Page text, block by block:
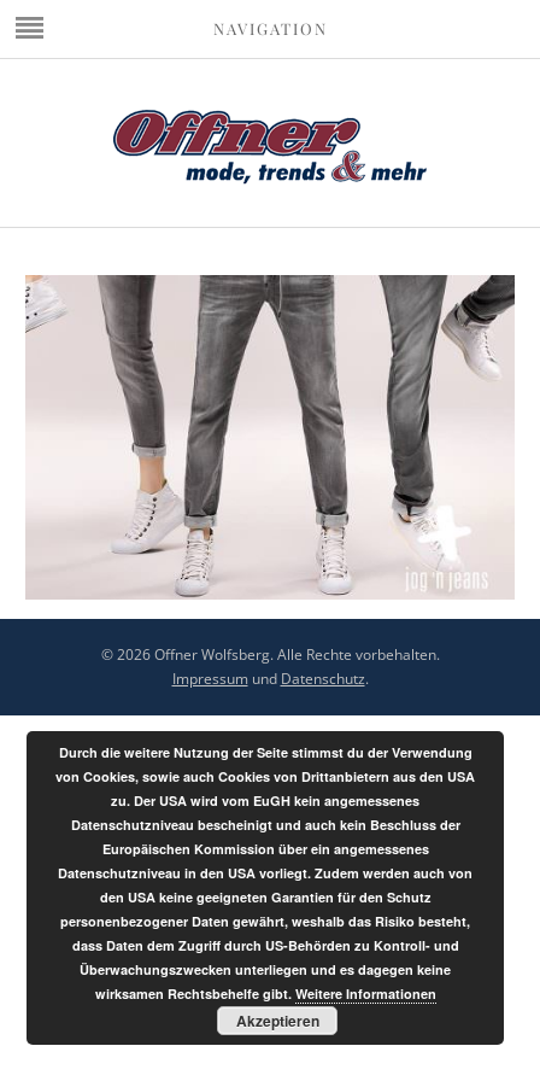
NAVIGATION
© 2026 Offner Wolfsberg. Alle Rechte vorbehalten.
Impressumund Datenschutz.
Durch die weitere Nutzung der Seite stimmst du der Verwendung
von Cookies, sowie auch Cookies von Drittanbietern aus den USA
zu. Der USA wird vom EuGH kein angemessenes
Datenschutzniveau bescheinigt und auch kein Beschluss der
Europäischen Kommission über ein angemessenes
Datenschutzniveau in den USA vorliegt. Zudem werden auch von
den USA keine geeigneten Garantien für den Schutz
personenbezogener Daten gewährt, weshalb das Risiko besteht,
dass Daten dem Zugriff durch US-Behörden zu Kontroll- und
Überwachungszwecken unterliegen und es dagegen keine
wirksamen Rechtsbehelfe gibt. Weitere Informationen
Akzeptieren